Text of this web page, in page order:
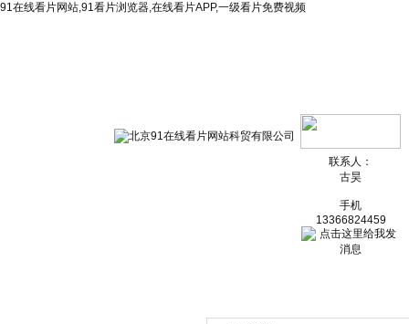
91在线看片网站,91看片浏览器,在线看片APP,一级看片免费视频
联系人：
古昊
手机
13366824459